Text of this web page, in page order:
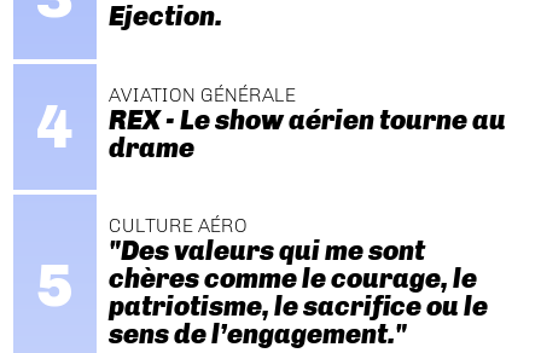
Ejection.
AVIATION GÉNÉRALE
REX - Le show aérien tourne au
drame
CULTURE AÉRO
"Des valeurs qui me sont
chères comme le courage, le
patriotisme, le sacrifice ou le
sens de l’engagement."